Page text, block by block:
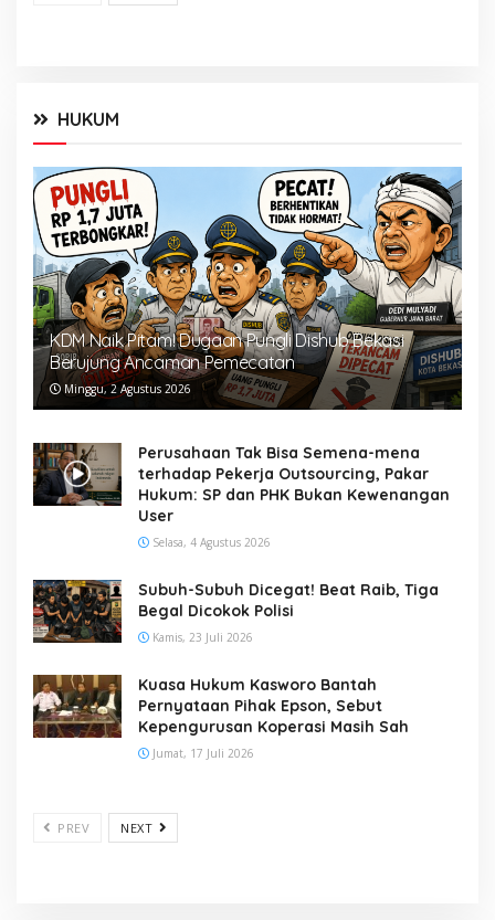
HUKUM
KDM Naik Pitam! Dugaan Pungli Dishub Bekasi
Berujung Ancaman Pemecatan
Minggu, 2 Agustus 2026
Perusahaan Tak Bisa Semena-mena
terhadap Pekerja Outsourcing, Pakar
Hukum: SP dan PHK Bukan Kewenangan
User
Selasa, 4 Agustus 2026
Subuh-Subuh Dicegat! Beat Raib, Tiga
Begal Dicokok Polisi
Kamis, 23 Juli 2026
Kuasa Hukum Kasworo Bantah
Pernyataan Pihak Epson, Sebut
Kepengurusan Koperasi Masih Sah
Jumat, 17 Juli 2026
PREV NEXT